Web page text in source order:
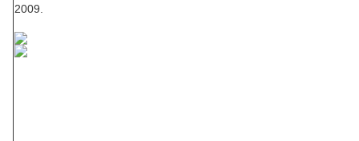
2009.